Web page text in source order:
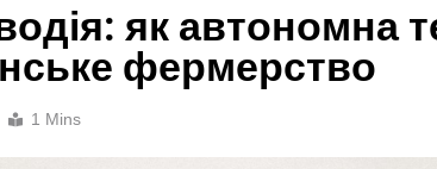
як автономна
фермерство
1 Mins